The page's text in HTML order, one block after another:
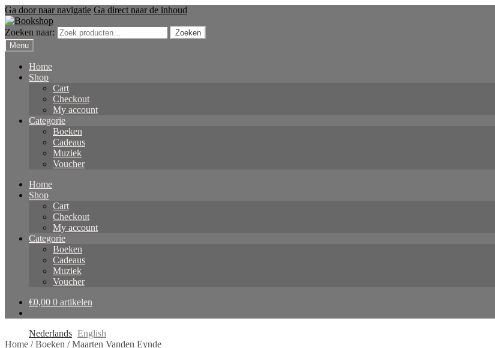
Ga door naar navigatie Ga direct naar de inhoud
Zoeken naar:
Zoeken
Menu
Home
Shop
Cart
Checkout
My account
Categorie
Boeken
Cadeaus
Muziek
Voucher
Home
Shop
Cart
Checkout
My account
Categorie
Boeken
Cadeaus
Muziek
Voucher
€0,00 0 artikelen
Nederlands English
Home /Boeken /Maarten Vanden Eynde